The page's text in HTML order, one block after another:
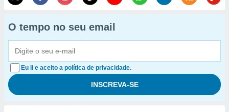
O tempo no seu email
Eu li e aceito a política de privacidade.